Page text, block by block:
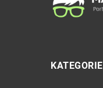
KATEGORIE